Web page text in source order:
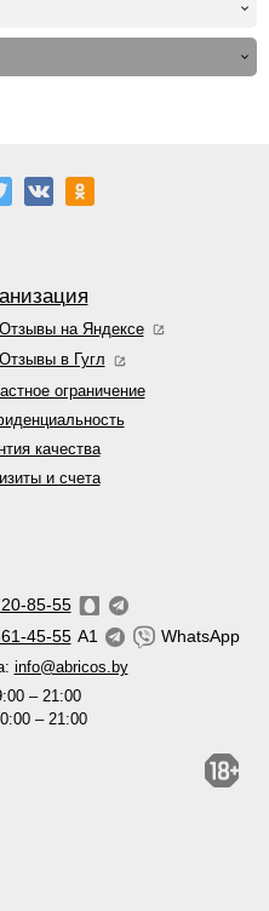
Отзывы на Яндексе
Отзывы в Гугл
ограничение
качества
и счета
85-55
45-55 A1 WhatsApp
info@abricos.by
– 21:00
– 21:00